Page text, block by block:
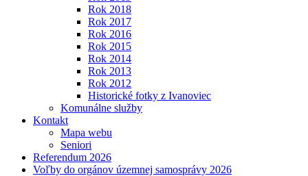
Rok 2018
Rok 2017
Rok 2016
Rok 2015
Rok 2014
Rok 2013
Rok 2012
Historické fotky z Ivanoviec
Komunálne služby
Kontakt
Mapa webu
Seniori
Referendum 2026
Voľby do orgánov územnej samosprávy 2026